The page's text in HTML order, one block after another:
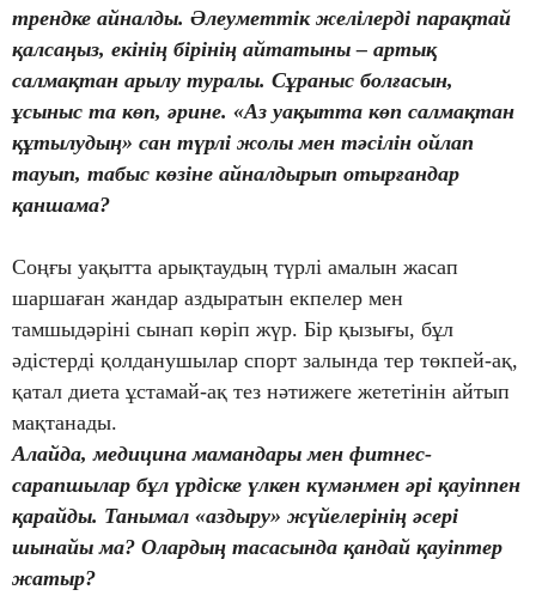
трендке айналды. Әлеуметтік желілерді парақтай
қалсаңыз, екінің бірінің айтатыны – артық
салмақтан арылу туралы. Сұраныс болғасын,
ұсыныс та көп, әрине. «Аз уақытта көп салмақтан
құтылудың» сан түрлі жолы мен тәсілін ойлап
тауып, табыс көзіне айналдырып отырғандар
қаншама?
Соңғы уақытта арықтаудың түрлі амалын жасап
шаршаған жандар аздыратын екпелер мен
тамшыдәріні сынап көріп жүр. Бір қызығы, бұл
әдістерді қолданушылар спорт залында тер төкпей-ақ,
қатал диета ұстамай-ақ тез нәтижеге жететінін айтып
мақтанады.
Алайда, медицина мамандары мен фитнес-
сарапшылар бұл үрдіске үлкен күмәнмен әрі қауіппен
қарайды. Танымал «аздыру» жүйелерінің әсері
шынайы ма? Олардың тасасында қандай қауіптер
жатыр?